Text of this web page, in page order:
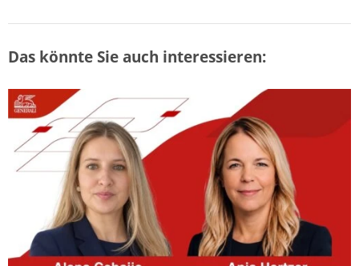
Das könnte Sie auch interessieren: